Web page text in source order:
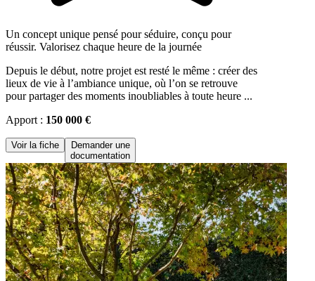
Un concept unique pensé pour séduire, conçu pour
réussir. Valorisez chaque heure de la journée
Depuis le début, notre projet est resté le même : créer des
lieux de vie à l’ambiance unique, où l’on se retrouve
pour partager des moments inoubliables à toute heure ...
Apport : 150 000 €
Voir la fiche
Demander une
documentation